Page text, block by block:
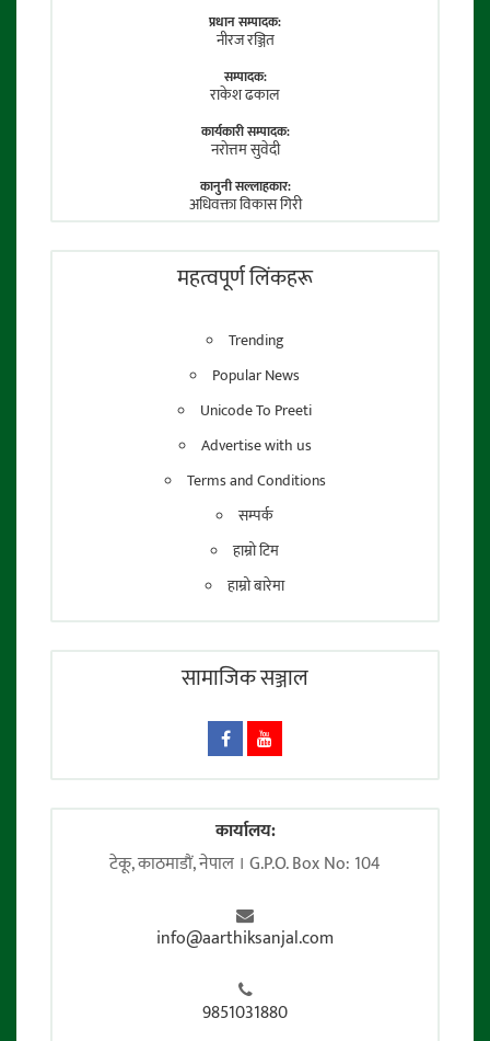
प्रधान सम्पादक:
नीरज रञ्जित
सम्पादक:
राकेश ढकाल
कार्यकारी सम्पादक:
नराेत्तम सुवेदी
कानुनी सल्लाहकार:
अधिवक्ता विकास गिरी
तेजेन्द्र श्रेष्ठ
महत्वपूर्ण लिंकहरू
Trending
Popular News
Unicode To Preeti
Advertise with us
Terms and Conditions
सम्पर्क
हाम्रो टिम
हाम्रो बारेमा
सामाजिक सञ्जाल
कार्यालय:
टेकू, काठमाडाैं, नेपाल । G.P.O. Box No: 104
info@aarthiksanjal.com
9851031880